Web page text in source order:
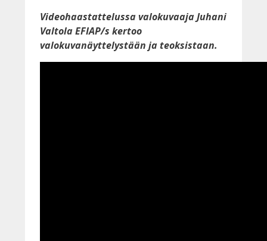
Videohaastattelussa valokuvaaja Juhani
Valtola EFIAP/s kertoo
valokuvanäyttelystään ja teoksistaan.